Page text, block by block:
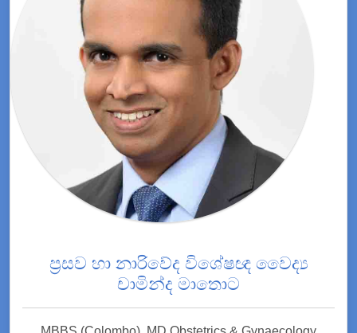
ප්‍රසව හා නාරිවේද විශේෂඥ වෛද්‍ය
චාමින්ද මාතොට